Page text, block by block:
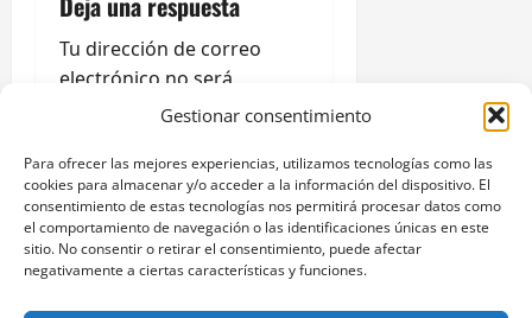
Gestionar consentimiento
Para ofrecer las mejores experiencias, utilizamos tecnologías como las
cookies para almacenar y/o acceder a la información del dispositivo. El
consentimiento de estas tecnologías nos permitirá procesar datos como
el comportamiento de navegación o las identificaciones únicas en este
sitio. No consentir o retirar el consentimiento, puede afectar
negativamente a ciertas características y funciones.
i
ó
d
e
e
Tu dirección de correo
electrónico no será
Los campos
marcados con*
Comentario*